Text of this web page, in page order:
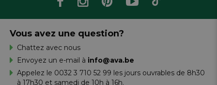
Vous avez une question?
Chattez avec nous
Envoyez un e-mail à info@ava.be
Appelez le 0032 3 710 52 99 les jours ouvrables de 8h30
à 17h30 et samedi de 10h à 16h.